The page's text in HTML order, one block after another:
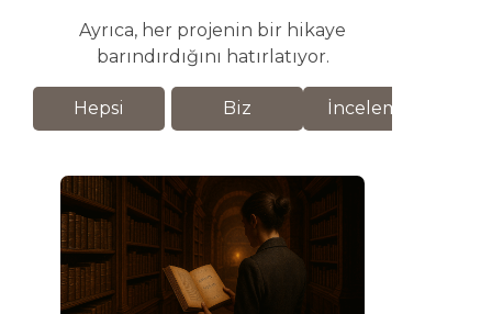
Ayrıca, her projenin bir hikaye
barındırdığını hatırlatıyor.
Hepsi Biz İnceleme